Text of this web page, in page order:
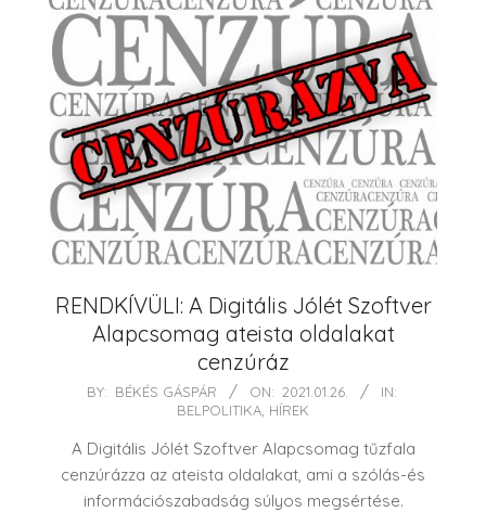
RENDKÍVÜLI: A Digitális Jólét Szoftver
Alapcsomag ateista oldalakat
cenzúráz
BY: BÉKÉS GÁSPÁR ON: 2021.01.26.
IN:
BELPOLITIKA HÍREK
A Digitális Jólét Szoftver Alapcsomag tűzfala
cenzúrázza az ateista oldalakat, ami a szólás-és
információszabadság súlyos megsértése.